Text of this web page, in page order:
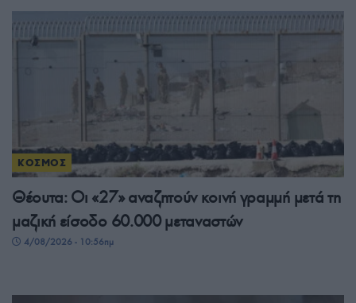
ΚΟΣΜΟΣ
Θέουτα: Οι «27» αναζητούν κοινή γραμμή μετά τη
μαζική είσοδο 60.000 μεταναστών
4/08/2026 - 10:56πμ